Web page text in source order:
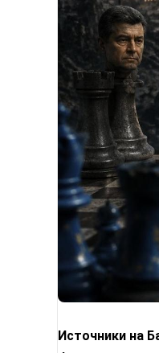
Источники на